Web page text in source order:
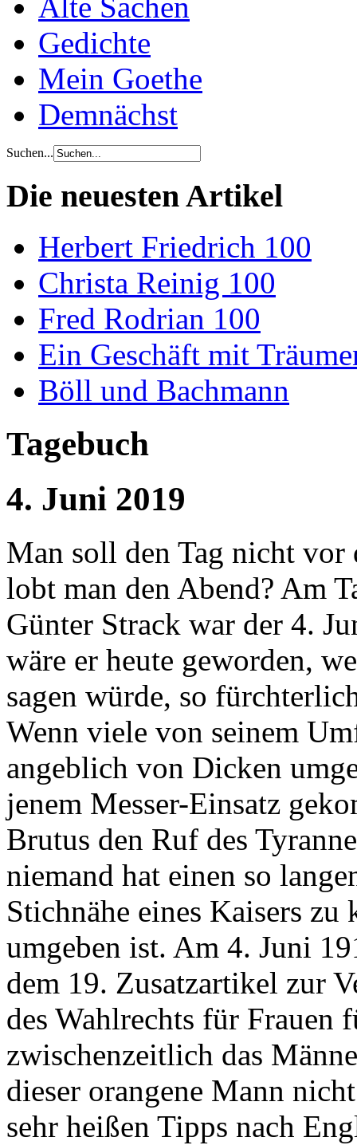
Gedichte
Mein Goethe
Demnächst
Suchen...
Die neuesten Artikel
Herbert Friedrich 100
Christa Reinig 100
Fred Rodrian 100
Ein Geschäft mit
Böll und Bachmann
Tagebuch
4. Juni 2019
Man soll den Tag nicht vor
lobt man den Abend? Am
Günter Strack war der 4.
wäre er heute geworden,
sagen würde, so
Wenn viele von seinem
angeblich von Dicken
jenem Messer-Einsatz
Brutus den Ruf des
niemand hat einen so
Stichnähe eines Kaisers
umgeben ist. Am 4. Juni
dem 19. Zusatzartikel zur
des Wahlrechts für Frauen
zwischenzeitlich das
dieser orangene Mann
sehr heißen Tipps nach